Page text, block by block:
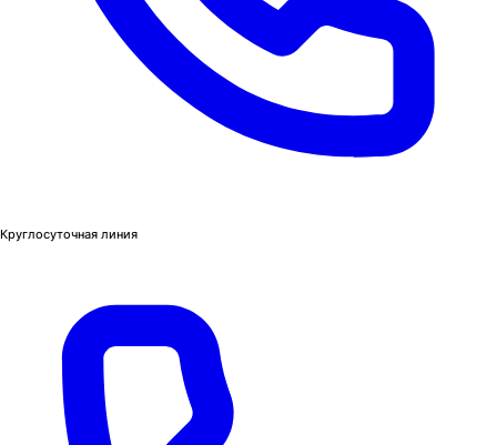
Круглосуточная линия